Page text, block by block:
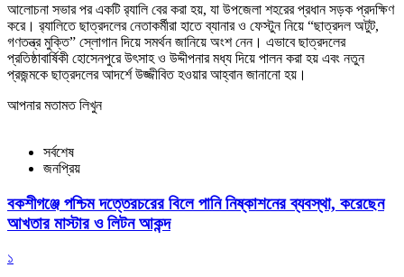
আলোচনা সভার পর একটি র‍্যালি বের করা হয়, যা উপজেলা শহরের প্রধান সড়ক প্রদক্ষিণ
করে। র‍্যালিতে ছাত্রদলের নেতাকর্মীরা হাতে ব্যানার ও ফেস্টুন নিয়ে “ছাত্রদল অটুট,
গণতন্ত্র মুক্তি” স্লোগান দিয়ে সমর্থন জানিয়ে অংশ নেন। এভাবে ছাত্রদলের
প্রতিষ্ঠাবার্ষিকী হোসেনপুরে উৎসাহ ও উদ্দীপনার মধ্য দিয়ে পালন করা হয় এবং নতুন
প্রজন্মকে ছাত্রদলের আদর্শে উজ্জীবিত হওয়ার আহ্বান জানানো হয়।
আপনার মতামত লিখুন
সর্বশেষ
জনপ্রিয়
বকশীগঞ্জে পশ্চিম দত্তেরচরের বিলে পানি নিষ্কাশনের ব্যবস্থা, করেছেন
আখতার মাস্টার ও লিটন আকন্দ
১